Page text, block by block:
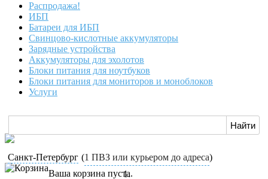
Распродажа!
ИБП
Батареи для ИБП
Свинцово-кислотные аккумуляторы
Зарядные устройства
Аккумуляторы для эхолотов
Блоки питания для ноутбуков
Блоки питания для мониторов и моноблоков
Услуги
Санкт-Петербург (1 ПВЗ или курьером до адреса)
Ваша корзина пуста.